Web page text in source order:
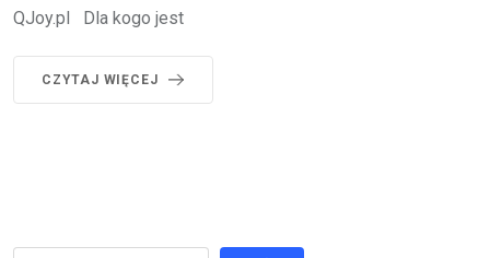
QJoy.pl Dla kogo jest
CZYTAJ WIĘCEJ